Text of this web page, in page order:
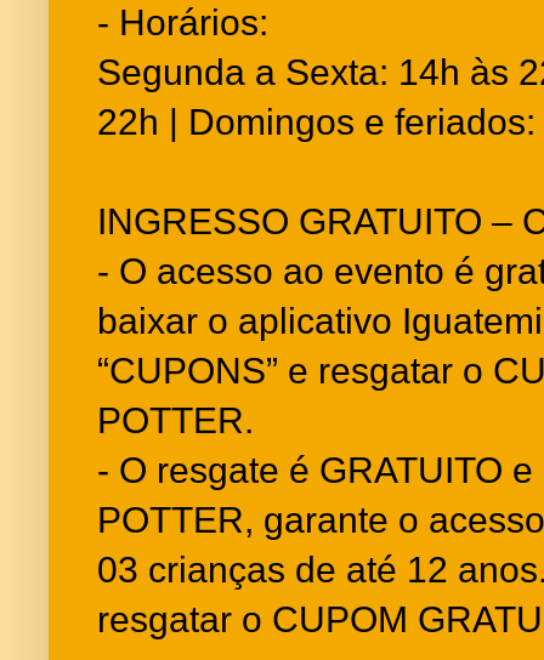
- Horários:
Segunda a Sexta: 14h às
22h | Domingos e
INGRESSO GRATUITO –
- O acesso ao evento é
baixar o aplicativo
“CUPONS” e resgatar o
POTTER.
- O resgate é GRATUITO
POTTER, garante o
03 crianças de até 12
resgatar o CUPOM